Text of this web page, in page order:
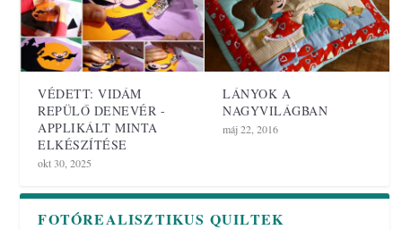
VÉDETT: VIDÁM
REPÜLŐ DENEVÉR -
APPLIKÁLT MINTA
ELKÉSZÍTÉSE
okt 30, 2025
LÁNYOK A
NAGYVILÁGBAN
máj 22, 2016
FOTÓREALISZTIKUS QUILTEK